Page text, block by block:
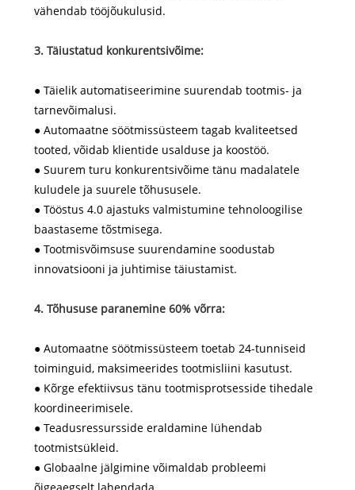
vähendab tööjõukulusid.
3. Täiustatud konkurentsivõime:
● Täielik automatiseerimine suurendab tootmis- ja
tarnevõimalusi.
● Automaatne söötmissüsteem tagab kvaliteetsed
tooted, võidab klientide usalduse ja koostöö.
● Suurem turu konkurentsivõime tänu madalatele
kuludele ja suurele tõhususele.
● Tööstus 4.0 ajastuks valmistumine tehnoloogilise
baastaseme tõstmisega.
● Tootmisvõimsuse suurendamine soodustab
innovatsiooni ja juhtimise täiustamist.
4. Tõhususe paranemine 60% võrra:
● Automaatne söötmissüsteem toetab 24-tunniseid
toiminguid, maksimeerides tootmisliini kasutust.
● Kõrge efektiivsus tänu tootmisprotsesside tihedale
koordineerimisele.
● Teadusressursside eraldamine lühendab
tootmistsükleid.
● Globaalne jälgimine võimaldab probleemi